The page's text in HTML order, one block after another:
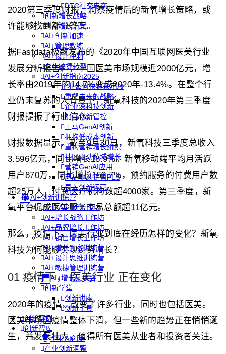
DTC社交电商
创新增长战略
PLG增长方案
AI+创新加速
AI+管理教练
AI+设计冲刺
企业敏捷转型
AI+创新指南2025
企业如何快速采用AI
重塑未来的战略
企业深科技创新
加强创新管控
上马GenAI创新
拥抱低成本创新
重构营销增长组织
社区驱动私域增长
营销GenAI应用
产品驱动销售PLS
导入创新运营
AI+创新训练营
企业AI创新工作坊
AI+增长战略工作坊
AI+品牌增长工作坊
AI+销售增长工作坊
AI+增长黑客训练营
AI+设计思维训练营
AI+敏捷管理训练营
AI+增长集思会
创新学堂
创新讲座
创新工具
创新案例
创新智库
企业AI创新
产业创新洞察
2020第三季度财报，洞察疫情后的新氧增长策略，或
许能够找到部分答案。
据Fastdata极数发布的《2020年中国互联网医美行业
发展分析报告》，中国医美市场规模近2000亿元，增
长率由2019年的14.7%变成2020年-13.4%。在整个行
业仍未复苏的大背景下，新氧科技的2020年第三季度
财报提振了行业信心。
财报数据显示，截至9月30日，新氧科技三季度总收入
3.596亿元，同比增长18.9%。新氧移动端平均月活跃
用户870万，同比增长153.7%，预约服务的付费用户数
超25万人，付费医疗机构数超4000家。第三季度，新
氧平台促成医美服务交易总额超11亿元。
那么，疫情下，医美行业到底在经历怎样的变化？新氧
科技为何能够实现逆势增长？
01 疫情下， 医美行业 正在变化
2020年的疫情，改变了许多行业，同时也包括医美。
医美市场因疫情整体下滑，但一些新的趋势正在悄悄诞
生，并发展壮大，值得所有医美从业者和投资者关注。